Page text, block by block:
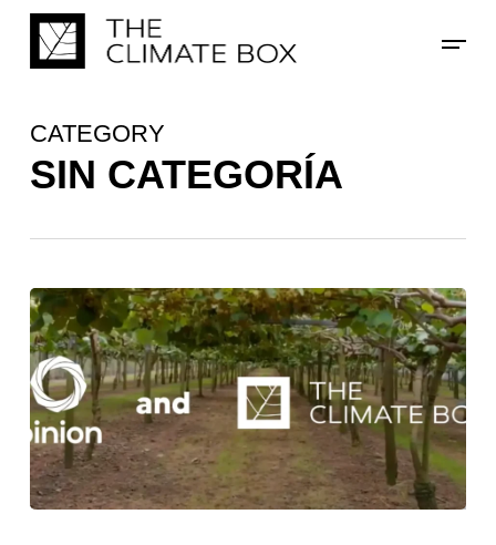
Skip
CATEGORY
SIN CATEGORÍA